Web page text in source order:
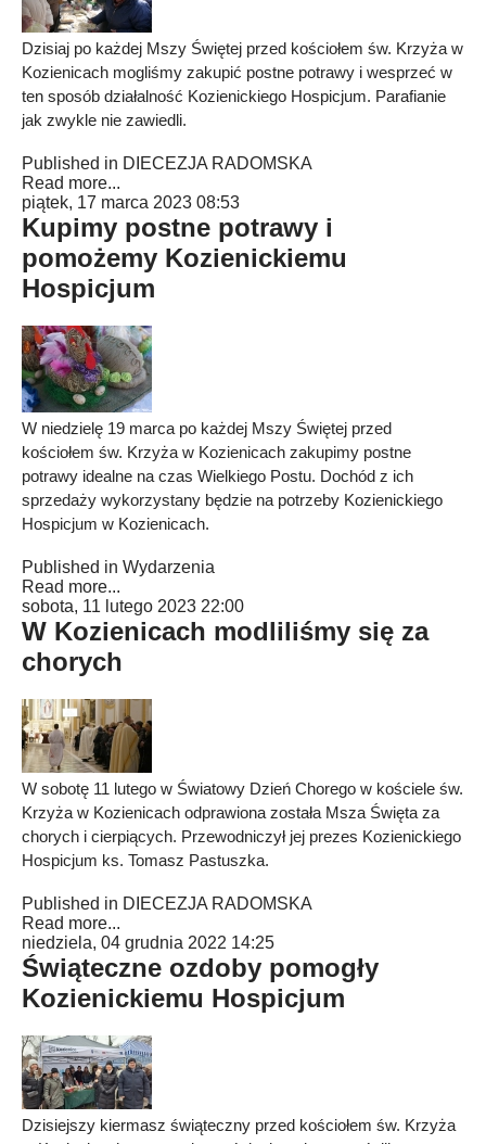
Dzisiaj po każdej Mszy Świętej przed kościołem św. Krzyża w
Kozienicach mogliśmy zakupić postne potrawy i wesprzeć w
ten sposób działalność Kozienickiego Hospicjum. Parafianie
jak zwykle nie zawiedli.
Published in DIECEZJA RADOMSKA
Read more...
piątek, 17 marca 2023 08:53
Kupimy postne potrawy i
pomożemy Kozienickiemu
Hospicjum
W niedzielę 19 marca po każdej Mszy Świętej przed
kościołem św. Krzyża w Kozienicach zakupimy postne
potrawy idealne na czas Wielkiego Postu. Dochód z ich
sprzedaży wykorzystany będzie na potrzeby Kozienickiego
Hospicjum w Kozienicach.
Published in Wydarzenia
Read more...
sobota, 11 lutego 2023 22:00
W Kozienicach modliliśmy się za
chorych
W sobotę 11 lutego w Światowy Dzień Chorego w kościele św.
Krzyża w Kozienicach odprawiona została Msza Święta za
chorych i cierpiących. Przewodniczył jej prezes Kozienickiego
Hospicjum ks. Tomasz Pastuszka.
Published in DIECEZJA RADOMSKA
Read more...
niedziela, 04 grudnia 2022 14:25
Świąteczne ozdoby pomogły
Kozienickiemu Hospicjum
Dzisiejszy kiermasz świąteczny przed kościołem św. Krzyża